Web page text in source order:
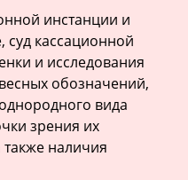
инстанции и
суд кассационной
и исследования
обозначений,
вида
зрения их
также наличия